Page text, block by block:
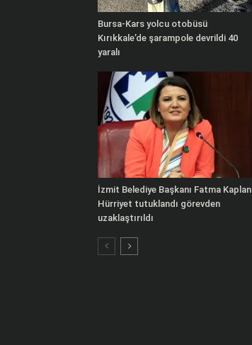
Bursa-Kars yolcu otobüsü
Kırıkkale’de şarampole devrildi 40
yaralı
İzmit Belediye Başkanı Fatma Kaplan
Hürriyet tutuklandı görevden
uzaklaştırıldı